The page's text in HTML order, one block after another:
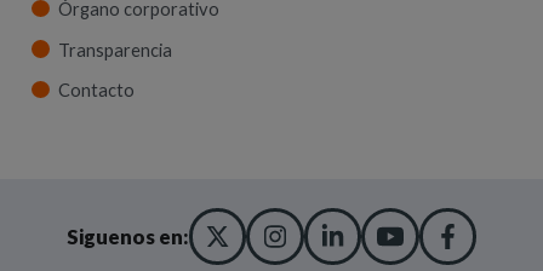
Órgano corporativo
Transparencia
Contacto
Siguenos en: X TWITTER
(ABRE EN NUEVA
INSTAGRAM
(ABRE EN NUEVA
LINKEDIN
(ABRE EN
YOUTUBE
(ABRE EN